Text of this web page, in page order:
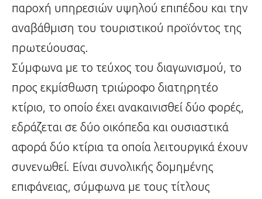
παροχή υπηρεσιών υψηλού επιπέδου και την
αναβάθμιση του τουριστικού προϊόντος της
πρωτεύουσας.
Σύμφωνα με το τεύχος του διαγωνισμού, το
προς εκμίσθωση τριώροφο διατηρητέο
κτίριο, το οποίο έχει ανακαινισθεί δύο φορές,
εδράζεται σε δύο οικόπεδα και ουσιαστικά
αφορά δύο κτίρια τα οποία λειτουργικά έχουν
συνενωθεί. Είναι συνολικής δομημένης
επιφάνειας, σύμφωνα με τους τίτλους